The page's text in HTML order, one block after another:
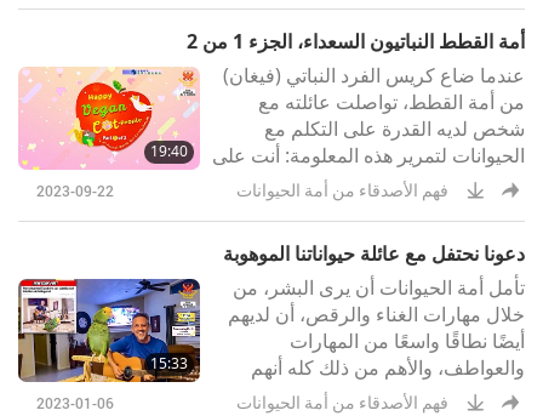
الطفيليات الخارجية، مما يعنى أنهم
لاحظوا عددًا أقل من القمل، والعث
والبراغيث على قططهم الأليفة.
أمة القطط النباتيون السعداء، الجزء 1 من 2
19:40
عندما ضاع كريس الفرد النباتي (فيغان)
من أمة القطط، تواصلت عائلته مع
شخص لديه القدرة على التكلم مع
الحيوانات لتمرير هذه المعلومة: أنت على
حق كان كريس يطارد الأشياء، وقفز.
كان يعلم أنه فعل هذا (ليس عن قصد،
للمغامرة.
2023-09-22 فهم الأصدقاء من أمة الحيوانات
دعونا نحتفل مع عائلة حيواناتنا الموهوبة
15:33
تأمل أمة الحيوانات أن يرى البشر، من
خلال مهارات الغناء والرقص، أن لديهم
أيضًا نطاقًا واسعًا من المهارات
والعواطف، والأهم من ذلك كله أنهم
يحبون ويكرسون حياتهم لكم، أكثر مما
2023-01-06 فهم الأصدقاء من أمة الحيوانات